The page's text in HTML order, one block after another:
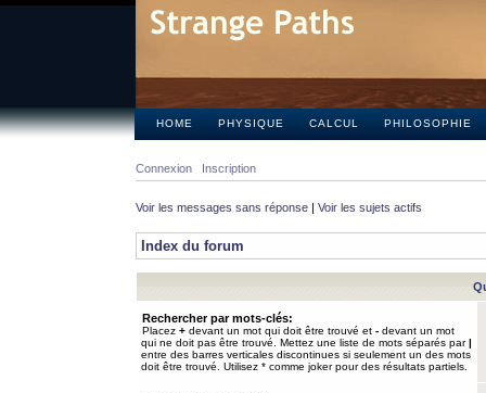
HOME PHYSIQUE CALCUL PHILOSOPHIE
Connexion Inscription
Voir les messages sans réponse | Voir les sujets actifs
Index du forum
Rechercher par mots-clés:
Placez + devant un mot qui doit être trouvé et - devant un mot
qui ne doit pas être trouvé. Mettez une liste de mots séparés par|
entre des barres verticales discontinues si seulement un des mots
doit être trouvé. Utilisez * comme joker pour des résultats partiels.